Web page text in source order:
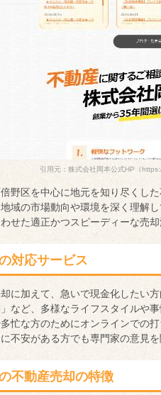
引用元：株式会社岡本公式HP （
野区を中心に地元を知り尽くし
域の市場動向や環境を深く理解
せた適正かつスピーディーな売却
対応サービス
に加えて、急いで現金化したい
など、多様なライフスタイルや
忙な方のためにオンラインでの
不安がある方でも専門家の意見
不動産売却の特徴